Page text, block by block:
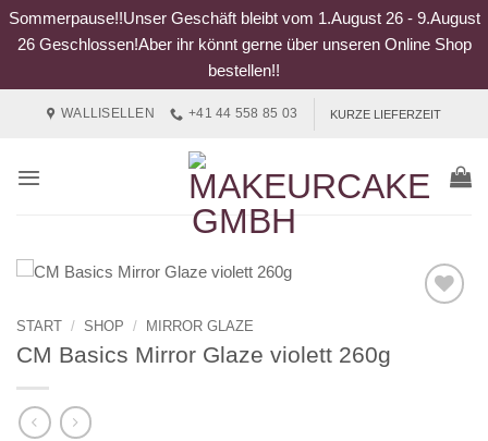
Sommerpause!!Unser Geschäft bleibt vom 1.August 26 - 9.August
26 Geschlossen!Aber ihr könnt gerne über unseren Online Shop
bestellen!!
WALLISELLEN +41 44 558 85 03 KURZE LIEFERZEIT
START / SHOP / MIRROR GLAZE
CM Basics Mirror Glaze violett 260g